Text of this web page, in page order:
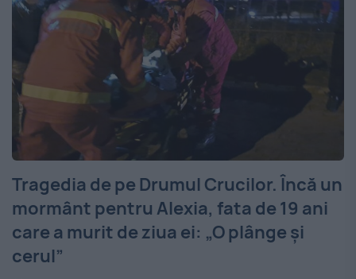
Tragedia de pe Drumul Crucilor. Încă un
mormânt pentru Alexia, fata de 19 ani
care a murit de ziua ei: „O plânge și
cerul”